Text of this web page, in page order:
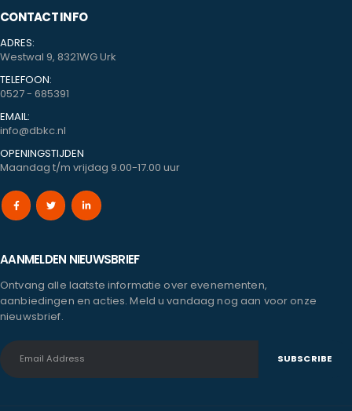
CONTACT INFO
ADRES:
Westwal 9, 8321WG Urk
TELEFOON:
0527 - 685391
EMAIL:
info@dbkc.nl
OPENINGSTIJDEN
Maandag t/m vrijdag 9.00-17.00 uur
AANMELDEN NIEUWSBRIEF
Ontvang alle laatste informatie over evenementen,
aanbiedingen en acties. Meld u vandaag nog aan voor onze
nieuwsbrief.